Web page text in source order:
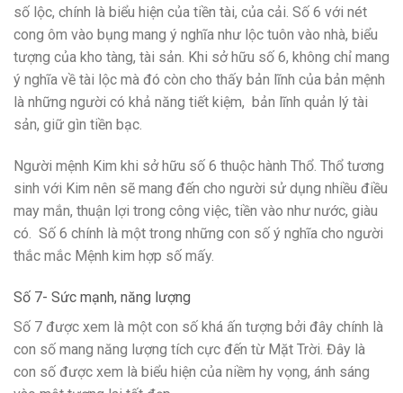
số lộc, chính là biểu hiện của tiền tài, của cải. Số 6 với nét
cong ôm vào bụng mang ý nghĩa như lộc tuôn vào nhà, biểu
tượng của kho tàng, tài sản. Khi sở hữu số 6, không chỉ mang
ý nghĩa về tài lộc mà đó còn cho thấy bản lĩnh của bản mệnh
là những người có khả năng tiết kiệm, bản lĩnh quản lý tài
sản, giữ gìn tiền bạc.
Người mệnh Kim khi sở hữu số 6 thuộc hành Thổ. Thổ tương
sinh với Kim nên sẽ mang đến cho người sử dụng nhiều điều
may mắn, thuận lợi trong công việc, tiền vào như nước, giàu
có. Số 6 chính là một trong những con số ý nghĩa cho người
thắc mắc Mệnh kim hợp số mấy.
Số 7- Sức mạnh, năng lượng
Số 7 được xem là một con số khá ấn tượng bởi đây chính là
con số mang năng lượng tích cực đến từ Mặt Trời. Đây là
con số được xem là biểu hiện của niềm hy vọng, ánh sáng